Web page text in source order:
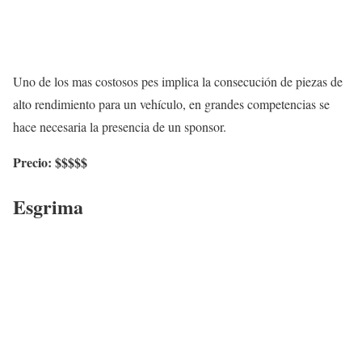
Uno de los mas costosos pes implica la consecución de piezas de
alto rendimiento para un vehículo, en grandes competencias se
hace necesaria la presencia de un sponsor.
Precio: $$$$$
Esgrima